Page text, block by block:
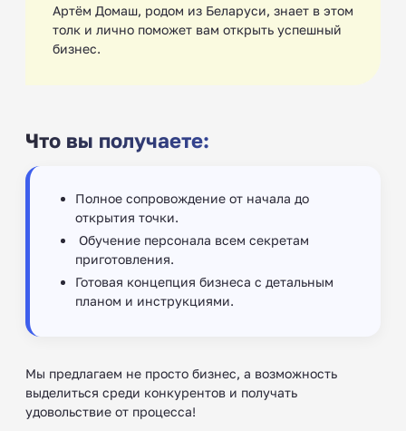
Артём Домаш, родом из Беларуси, знает в этом
толк и лично поможет вам открыть успешный
бизнес. ‍
Что вы получаете:
Полное сопровождение от начала до
открытия точки.
‍ Обучение персонала всем секретам
приготовления.
Готовая концепция бизнеса с детальным
планом и инструкциями.
Мы предлагаем не просто бизнес, а возможность
выделиться среди конкурентов и получать
удовольствие от процесса!